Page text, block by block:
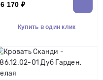
6 170 ₽
Купить в один клик